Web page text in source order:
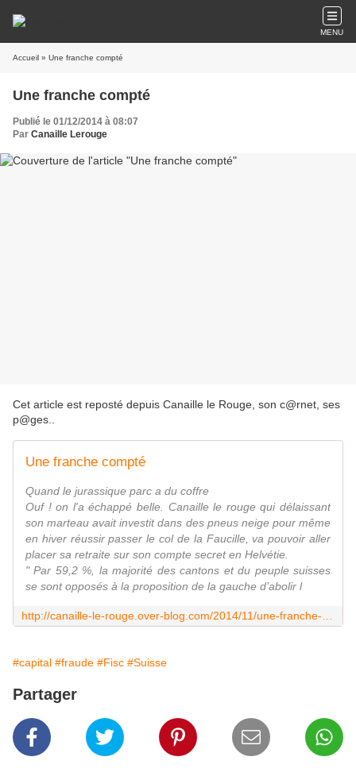
MENU
Accueil » Une franche compté
Une franche compté
Publié le 01/12/2014 à 08:07
Par Canaille Lerouge
Cet article est reposté depuis Canaille le Rouge, son c@rnet, ses
p@ges.
Une franche compté
Quand le jurassique parc a du coffre
Ouf ! on l'a échappé belle. Canaille le rouge qui délaissant
son marteau avait investit dans des pneus neige pour même
en hiver réussir passer le col de la Faucille, va pouvoir aller
placer sa retraite sur son compte secret en Helvétie.
" Par 59,2 %, la majorité des cantons et du peuple suisses
se sont opposés à la proposition de la gauche d’abolir l
#capital #fraude #Fisc #Suisse
Partager